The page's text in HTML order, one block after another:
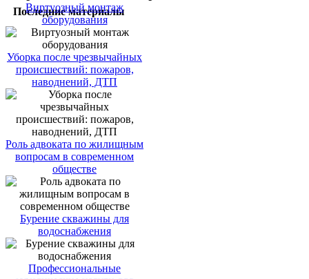
Последние материалы
Виртуозный монтаж
оборудования
Уборка после чрезвычайных
происшествий: пожаров,
наводнений, ДТП
Роль адвоката по жилищным
вопросам в современном
обществе
Бурение скважины для
водоснабжения
Профессиональные